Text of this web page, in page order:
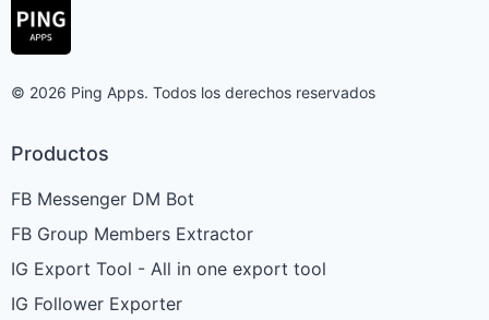
© 2026 Ping Apps. Todos los derechos reservados
Productos
FB Messenger DM Bot
FB Group Members Extractor
IG Export Tool - All in one export tool
IG Follower Exporter